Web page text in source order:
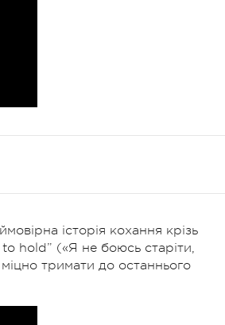
історія кохання крізь
hold” («Я не боюсь старіти,
тримати до останнього